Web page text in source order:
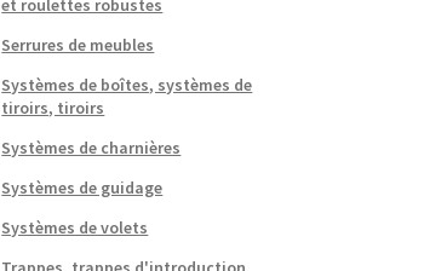
et roulettes robustes
Serrures de meubles
Systèmes de boîtes, systèmes de
tiroirs, tiroirs
Systèmes de charnières
Systèmes de guidage
Systèmes de volets